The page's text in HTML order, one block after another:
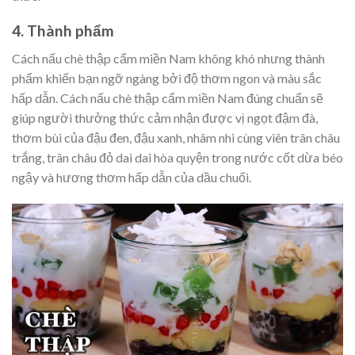
4. Thành phẩm
Cách nấu chè thập cẩm miền Nam không khó nhưng thành
phẩm khiến bạn ngỡ ngàng bởi độ thơm ngon và màu sắc
hấp dẫn. Cách nấu chè thập cẩm miền Nam đúng chuẩn sẽ
giúp người thưởng thức cảm nhận được vị ngọt đậm đà,
thơm bùi của đậu đen, đậu xanh, nhâm nhi cùng viên trân châu
trắng, trân châu đỏ dai dai hòa quyện trong nước cốt dừa béo
ngậy và hương thơm hấp dẫn của dầu chuối.